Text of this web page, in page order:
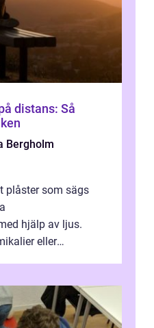
distans: Så
Bergholm
plåster som sägs
hjälp av ljus.
eller